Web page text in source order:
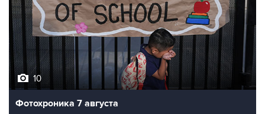
10
Фотохроника 7 августа